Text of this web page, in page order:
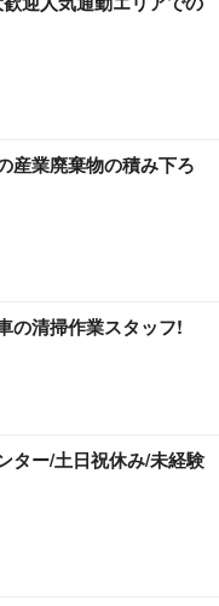
産業廃棄物の積み下ろ
の清掃作業スタッフ!
ター/土日祝休み/未経験